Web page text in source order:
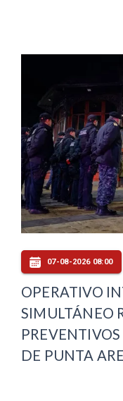
07-08-2026 08:00
OPERATIVO
SIMULTÁNEO
DE PUNTA